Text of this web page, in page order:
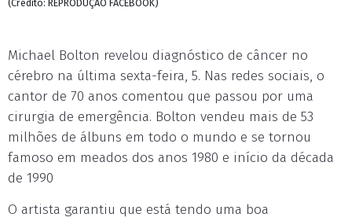
(Crédito: REPRODUÇÃO FACEBOOK)
Michael Bolton revelou diagnóstico de câncer no
cérebro na última sexta-feira, 5. Nas redes sociais, o
cantor de 70 anos comentou que passou por uma
cirurgia de emergência. Bolton vendeu mais de 53
milhões de álbuns em todo o mundo e se tornou
famoso em meados dos anos 1980 e início da década
de 1990
O artista garantiu que está tendo uma boa